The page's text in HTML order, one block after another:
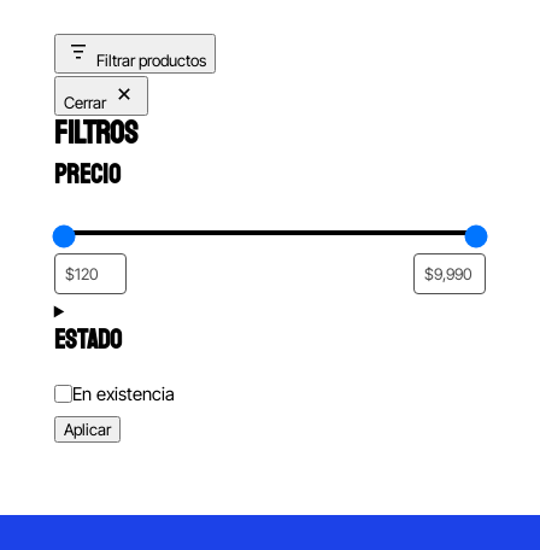
$440.00. $330.00.
Filtrar productos
Cerrar
FILTROS
PRECIO
ESTADO
Estado
En existencia
Aplicar